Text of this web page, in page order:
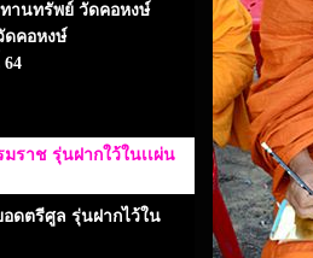
านทรัพย์ วัดคอหงษ์
ดคอหงษ์
ราช รุ่นฝากใว้ในเเผ่น
ดตรีศูล รุ่นฝากไว้ใน